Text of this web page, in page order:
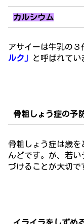
カルシウム
アサイーは牛乳の３
ルク
と呼ばれてい
骨粗しょう症の予
骨粗しょう症は歳を
んどです。が、若
づけることが大切で